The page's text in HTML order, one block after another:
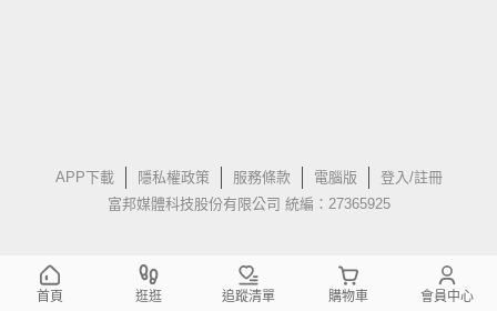
APP下載 隱私權政策 服務條款 電腦版
登入/註冊
富邦媒體科技股份有限公司 統編：27365925
首頁 逛逛 追蹤清單 購物車 會員中心